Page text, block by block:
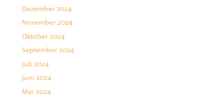
Dezember 2024
November 2024
Oktober 2024
September 2024
Juli 2024
Juni 2024
Mai 2024